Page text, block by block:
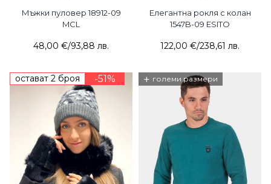
Мъжки пуловер 18912-09
MCL
48,00 €/93,88 лв.
Елегантна рокля с колан
1547B-09 ESITO
122,00 €/238,61 лв.
остават 2 броя -51% + големи размери